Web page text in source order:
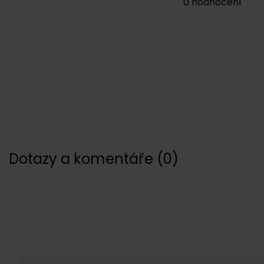
Dotazy a komentáře (0)